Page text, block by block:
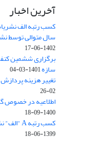
آخرین اخبار
کسب رتبه الف
سال متوالی توسط
1402-06-17
برگزاری ششمین
سازه1401-03-04
تغییر هزینه
02-26
اطلاعیه در خصوص
1400-09-18
کسب رتبه A "الف" نشریه مهندسی سازه و ساخت
1399-06-18